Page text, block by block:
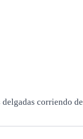
corriendo